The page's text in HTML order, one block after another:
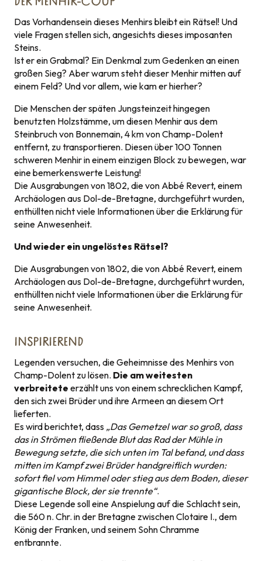
DER MENHIR-COUP
Das Vorhandensein dieses Menhirs bleibt ein Rätsel! Und
viele Fragen stellen sich, angesichts dieses imposanten
Steins.
Ist er ein Grabmal? Ein Denkmal zum Gedenken an einen
großen Sieg? Aber warum steht dieser Menhir mitten auf
einem Feld? Und vor allem, wie kam er hierher?
Die Menschen der späten Jungsteinzeit hingegen
benutzten Holzstämme, um diesen Menhir aus dem
Steinbruch von Bonnemain, 4 km von Champ-Dolent
entfernt, zu transportieren. Diesen über 100 Tonnen
schweren Menhir in einem einzigen Block zu bewegen, war
eine bemerkenswerte Leistung!
Die Ausgrabungen von 1802, die von Abbé Revert, einem
Archäologen aus Dol-de-Bretagne, durchgeführt wurden,
enthüllten nicht viele Informationen über die Erklärung für
seine Anwesenheit.
Und wieder ein ungelöstes Rätsel?
Die Ausgrabungen von 1802, die von Abbé Revert, einem
Archäologen aus Dol-de-Bretagne, durchgeführt wurden,
enthüllten nicht viele Informationen über die Erklärung für
seine Anwesenheit.
INSPIRIEREND
Legenden versuchen, die Geheimnisse des Menhirs von
Champ-Dolent zu lösen. Die am weitesten
verbreitete erzählt uns von einem schrecklichen Kampf,
den sich zwei Brüder und ihre Armeen an diesem Ort
lieferten.
Es wird berichtet, dass „Das Gemetzel war so groß, dass
das in Strömen fließende Blut das Rad der Mühle in
Bewegung setzte, die sich unten im Tal befand, und dass
mitten im Kampf zwei Brüder handgreiflich wurden:
sofort fiel vom Himmel oder stieg aus dem Boden, dieser
gigantische Block, der sie trennte“.
Diese Legende soll eine Anspielung auf die Schlacht sein,
die 560 n. Chr. in der Bretagne zwischen Clotaire I., dem
König der Franken, und seinem Sohn Chramme
entbrannte.